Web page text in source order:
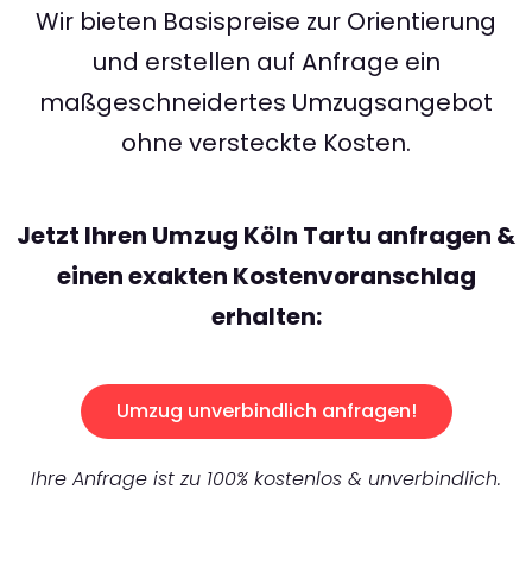
Wir bieten Basispreise zur Orientierung
und erstellen auf Anfrage ein
maßgeschneidertes Umzugsangebot
ohne versteckte Kosten.
Jetzt Ihren Umzug Köln Tartu anfragen &
einen exakten Kostenvoranschlag
erhalten:
Umzug unverbindlich anfragen!
Ihre Anfrage ist zu 100% kostenlos & unverbindlich.